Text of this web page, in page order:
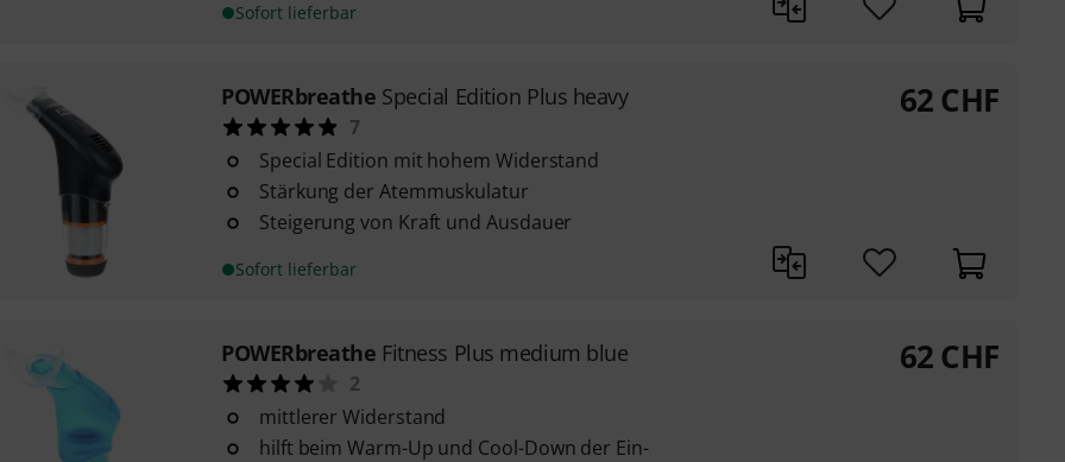
Sofort lieferbar
POWERbreathe Special Edition Plus heavy
7
Special Edition mit hohem Widerstand
Stärkung der Atemmuskulatur
Steigerung von Kraft und Ausdauer
Sofort lieferbar
62CHF
POWERbreathe Fitness Plus medium blue
2
mittlerer Widerstand
hilft beim Warm-Up und Cool-Down der Ein-
62CHF